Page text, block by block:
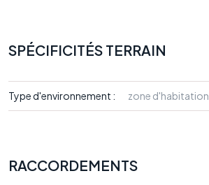
SPÉCIFICITÉS TERRAIN
Type d'environnement : zone d'habitation
RACCORDEMENTS